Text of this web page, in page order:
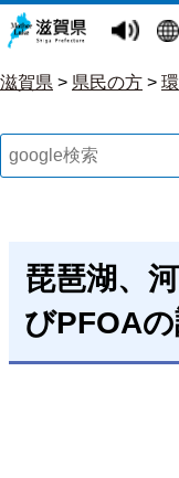
滋賀県 > 県民の方 >
琵琶湖、
びPFOA